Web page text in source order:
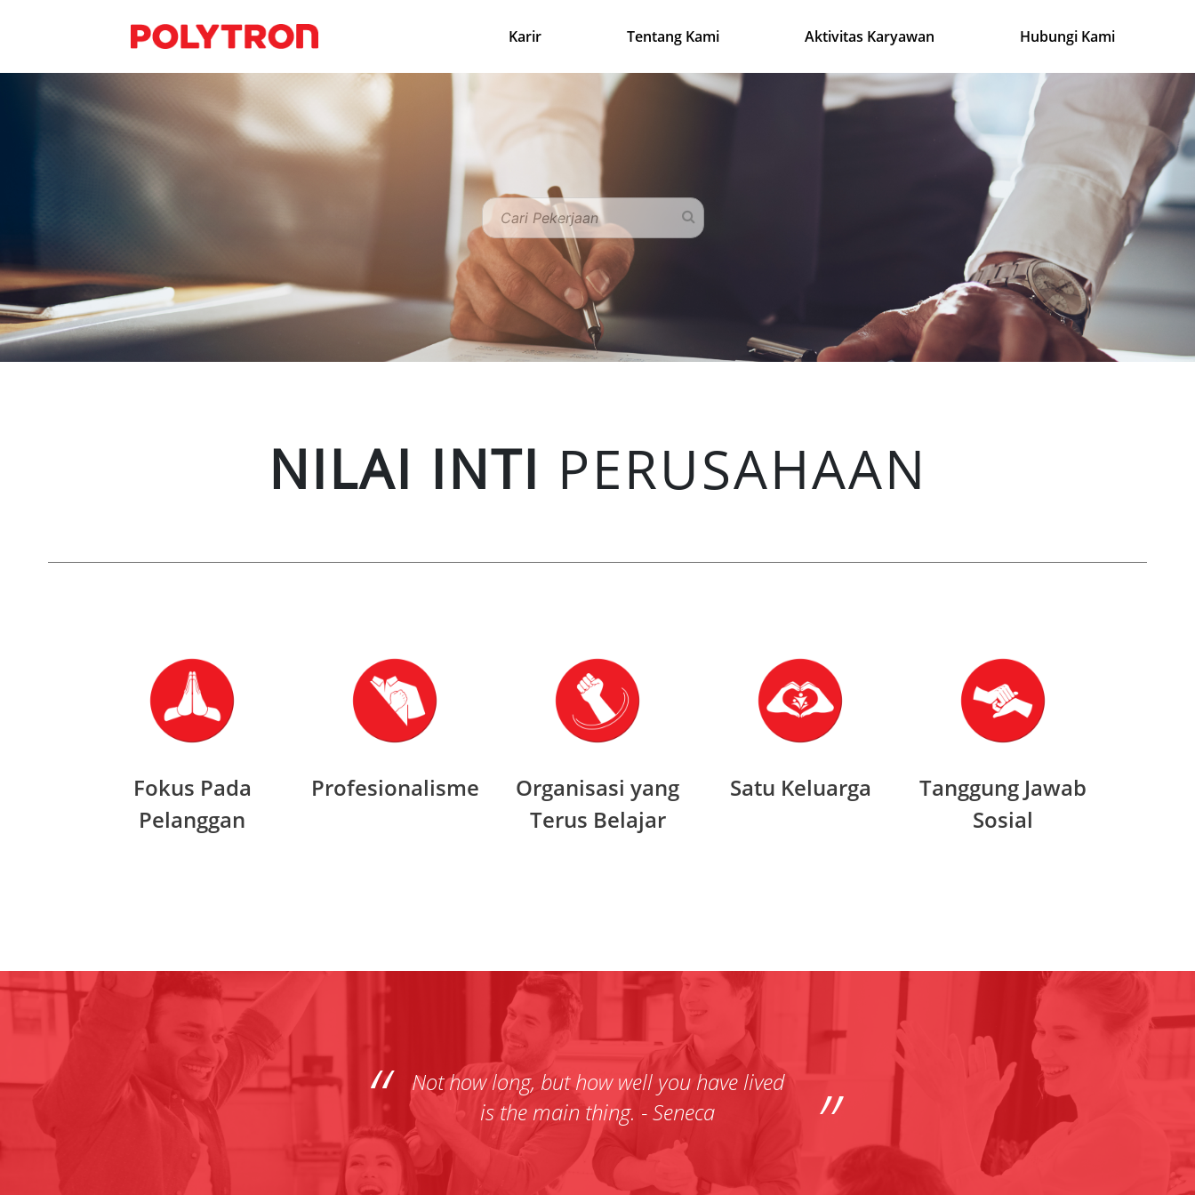
Karir Tentang Kami Aktivitas Karyawan Hubungi Kami
NILAI INTI PERUSAHAAN
Fokus Pada
Pelanggan
Profesionalisme
Organisasi yang
Terus Belajar
Satu Keluarga
Tanggung Jawab
Sosial
Not how long, but how well you have lived
is the main thing. - Seneca